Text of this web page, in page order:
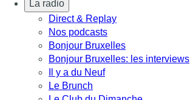
La radio
Direct & Replay
Nos podcasts
Bonjour Bruxelles
Bonjour Bruxelles: les interviews
Il y a du Neuf
Le Brunch